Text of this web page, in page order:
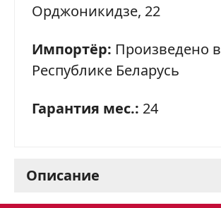
Орджоникидзе, 22
Импортёр: Произведено в
Республике Беларусь
Гарантия мес.: 24
Описание